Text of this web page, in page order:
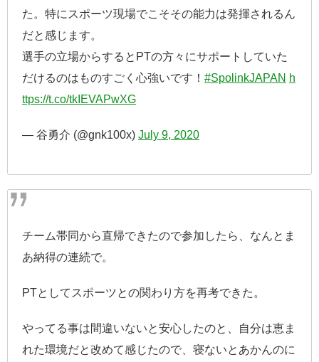
た。特にスポーツ現場でこそその能力は発揮されるん
だと感じます。
選手の立場からするとPTの方々にサポートしていた
だけるのはものすごく心強いです！ #SpolinkJAPAN h
ttps://t.co/tkIEVAPwXG
— 谷勇介 (@gnk100x) July 9, 2020
チーム帯同から直帰できたので参加したら、なんとま
あ納得の連続で。
PTとしてスポーツとの関わり方を再考できた。
やってる事は間違いないと安心したのと、自分は恵ま
れた環境だと改めて感じたので、寝ないとあかんのに